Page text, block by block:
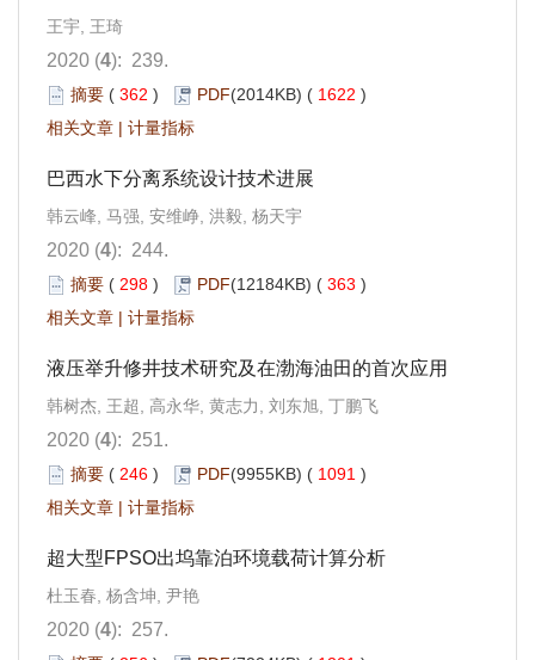
王宇, 王琦
2020 (4): 239.
摘要 ( 362 ) PDF(2014KB) ( 1622 )
相关文章 | 计量指标
巴西水下分离系统设计技术进展
韩云峰, 马强, 安维峥, 洪毅, 杨天宇
2020 (4): 244.
摘要 ( 298 ) PDF(12184KB) ( 363 )
相关文章 | 计量指标
液压举升修井技术研究及在渤海油田的首次应用
韩树杰, 王超, 高永华, 黄志力, 刘东旭, 丁鹏飞
2020 (4): 251.
摘要 ( 246 ) PDF(9955KB) ( 1091 )
相关文章 | 计量指标
超大型FPSO出坞靠泊环境载荷计算分析
杜玉春, 杨含坤, 尹艳
2020 (4): 257.